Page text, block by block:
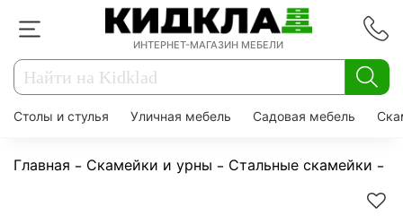
ИНТЕРНЕТ-МАГАЗИН МЕБЕЛИ
Столы и стулья Уличная мебель Садовая мебель
Главная Скамейки и урны Стальные скамейки